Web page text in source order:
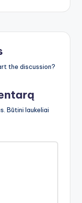
the discussion?
Būtini laukeliai